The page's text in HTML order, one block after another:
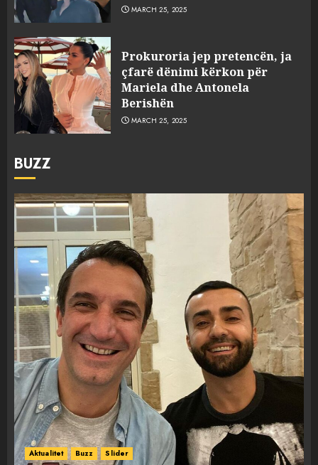
MARCH 25, 2025
Prokuroria jep pretencën, ja
çfarë dënimi kërkon për
Mariela dhe Antonela
Berishën
MARCH 25, 2025
BUZZ
Aktualitet Buzz Slider